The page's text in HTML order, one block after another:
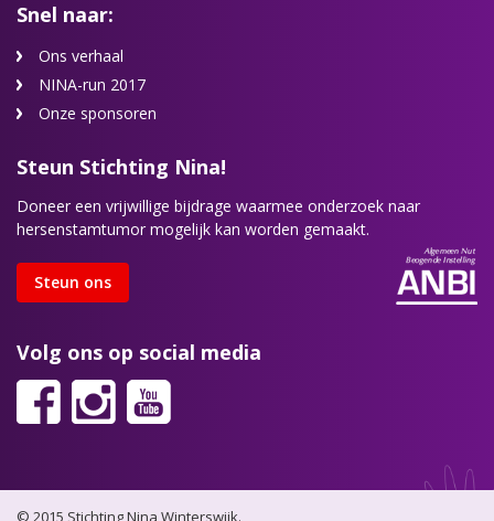
Snel naar:
Ons verhaal
NINA-run 2017
Onze sponsoren
Steun Stichting Nina!
Doneer een vrijwillige bijdrage waarmee onderzoek naar
hersenstamtumor mogelijk kan worden gemaakt.
Steun ons
Volg ons op social media
© 2015 Stichting Nina Winterswijk.